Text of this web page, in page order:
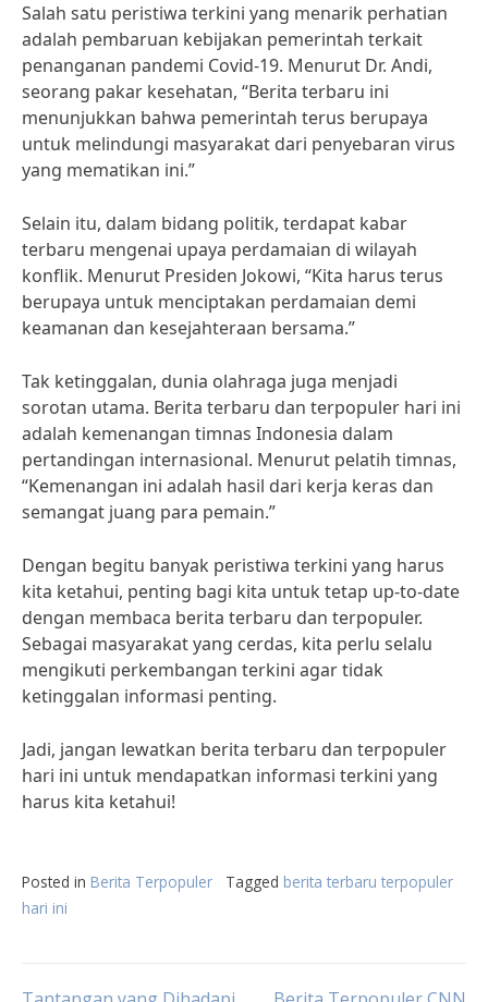
Salah satu peristiwa terkini yang menarik perhatian
adalah pembaruan kebijakan pemerintah terkait
penanganan pandemi Covid-19. Menurut Dr. Andi,
seorang pakar kesehatan, “Berita terbaru ini
menunjukkan bahwa pemerintah terus berupaya
untuk melindungi masyarakat dari penyebaran virus
yang mematikan ini.”
Selain itu, dalam bidang politik, terdapat kabar
terbaru mengenai upaya perdamaian di wilayah
konflik. Menurut Presiden Jokowi, “Kita harus terus
berupaya untuk menciptakan perdamaian demi
keamanan dan kesejahteraan bersama.”
Tak ketinggalan, dunia olahraga juga menjadi
sorotan utama. Berita terbaru dan terpopuler hari ini
adalah kemenangan timnas Indonesia dalam
pertandingan internasional. Menurut pelatih timnas,
“Kemenangan ini adalah hasil dari kerja keras dan
semangat juang para pemain.”
Dengan begitu banyak peristiwa terkini yang harus
kita ketahui, penting bagi kita untuk tetap up-to-date
dengan membaca berita terbaru dan terpopuler.
Sebagai masyarakat yang cerdas, kita perlu selalu
mengikuti perkembangan terkini agar tidak
ketinggalan informasi penting.
Jadi, jangan lewatkan berita terbaru dan terpopuler
hari ini untuk mendapatkan informasi terkini yang
harus kita ketahui!
Posted in Berita Terpopuler Tagged berita terbaru terpopuler
hari ini